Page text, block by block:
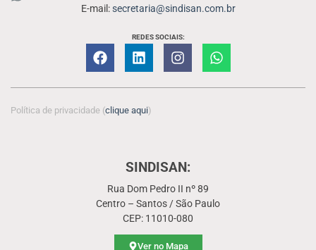
E-mail:secretaria@sindisan.com.br
REDES SOCIAIS:
Política de privacidade (clique aqui)
SINDISAN:
Rua Dom Pedro II nº 89
Centro – Santos / São Paulo
CEP: 11010-080
Ver no Mapa